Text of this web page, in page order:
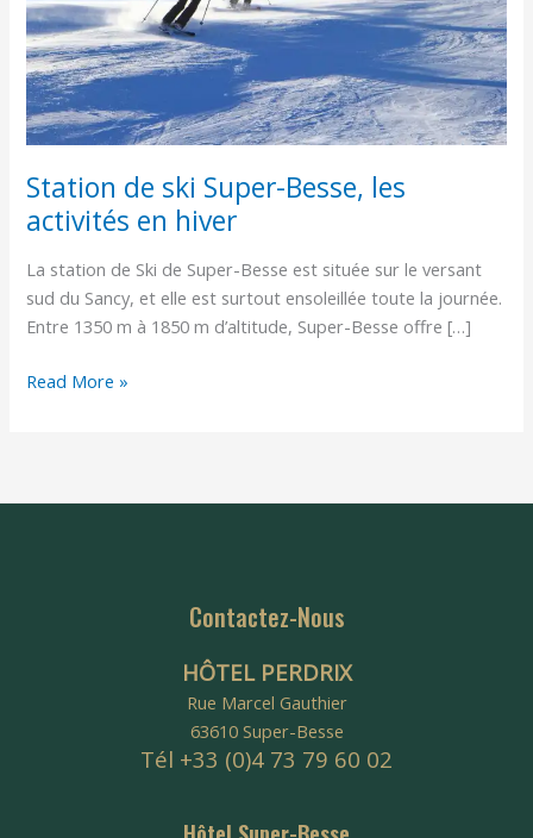
Station de ski Super-Besse, les
activités en hiver
La station de Ski de Super-Besse est située sur le versant
sud du Sancy, et elle est surtout ensoleillée toute la journée.
Entre 1350 m à 1850 m d’altitude, Super-Besse offre […]
activités
en
hiver
Read More »
Contactez-Nous
HÔTEL PERDRIX
Rue Marcel Gauthier
63610 Super-Besse
Tél +33 (0)4 73 79 60 02